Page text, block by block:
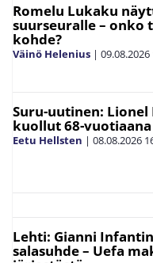
Romelu Lukaku
suurseuralle – onko
kohde?
Väinö Helenius | 09.08.2026
Suru-uutinen: Lionel
kuollut 68-vuotiaana
Eetu Hellsten | 08.08.2026
Lehti: Gianni
salasuhde – Uefa